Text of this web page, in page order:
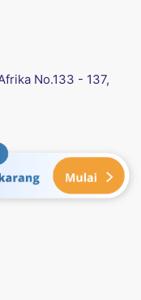
No.133 - 137,